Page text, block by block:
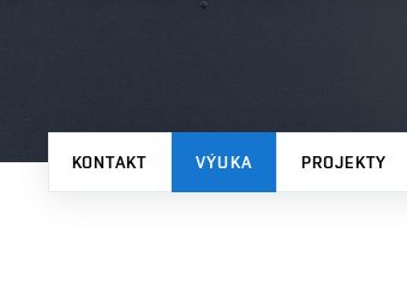
KONTAKT VÝUKA PROJEKTY